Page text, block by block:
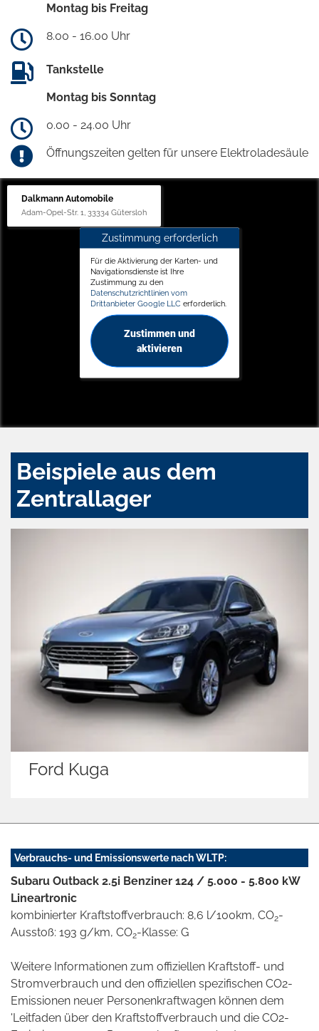
Montag bis Freitag
8.00 - 16.00 Uhr
Tankstelle
Montag bis Sonntag
0.00 - 24.00 Uhr
Öffnungszeiten gelten für unsere Elektroladesäule
Dalkmann Automobile
Adam-Opel-Str. 1, 33334 Gütersloh
Zustimmung erforderlich
Für die Aktivierung der Karten- und
Navigationsdienste ist Ihre
Zustimmung zu den
Datenschutzrichtlinien vom
Drittanbieter Google LLC erforderlich.
Zustimmen und
aktivieren
Beispiele aus dem
Zentrallager
Opel Mokka X
Verbrauchs- und Emissionswerte nach WLTP:
Subaru Outback 2.5i Benziner 124 / 5.000 - 5.800 kW
Lineartronic
kombinierter Kraftstoffverbrauch: 8,6 l/100km, CO2-
Ausstoß: 193 g/km, CO2-Klasse: G
Weitere Informationen zum offiziellen Kraftstoff- und
Stromverbrauch und den offiziellen spezifischen CO2-
Emissionen neuer Personenkraftwagen können dem
'Leitfaden über den Kraftstoffverbrauch und die CO2-